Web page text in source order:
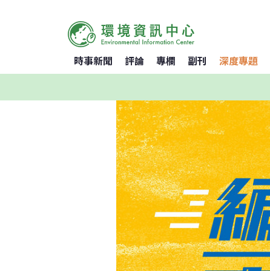
時事新聞 評論 專欄 副刊 深度專題